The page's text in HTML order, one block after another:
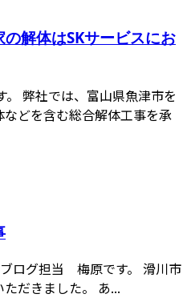
解体はSKサービスにお
。 弊社では、富山県魚津市を
どを含む総合解体工事を承
ログ担当 梅原です。 滑川市
だきました。 あ...